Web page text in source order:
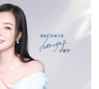
皮下萎縮。 啟動 5
原蛋白以及最關鍵的彈
晰，讓細紋從底層淡化。
「熱能」刺激新生，而
膚薄、怕痛或不適合高
四、 蔡醫師的精準美
術。我們採用國際標準
五個點是避開重要血
高點： 位於顴骨最突出的
為中臉提供向上向外的支
事https://answer-
▼詢問變美大小
科診所
美膚整形外科診所
名倫醫師：Dr.Allen 整
吳名倫醫師
膚整形外科診所地
（02）7709-9398